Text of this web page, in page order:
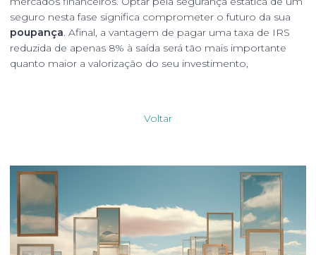
seguro nesta fase significa comprometer o futuro da sua
poupança . Afinal, a vantagem de pagar uma taxa de IRS
reduzida de apenas 8% à saída será tão mais importante
quanto maior a valorização do seu investimento,
Voltar